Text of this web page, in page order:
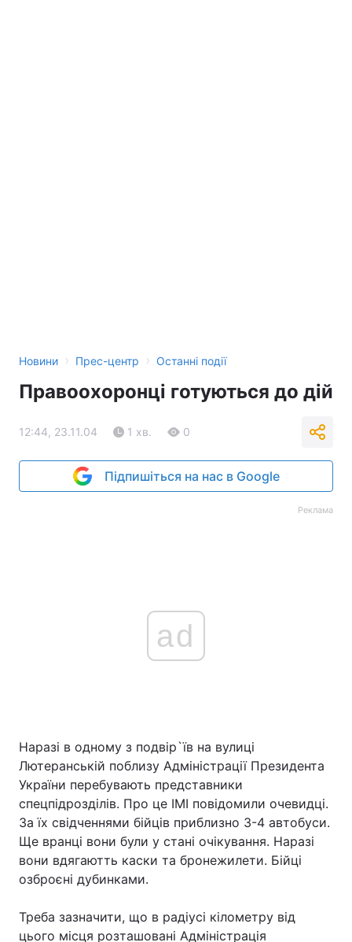
Новини › Прес-центр › Останні події
Правоохоронці готуються до дій
12:44, 23.11.04 1 хв. 0
Підпишіться на нас в Google
Реклама
ad
Наразі в одному з подвір`їв на вулиці
Лютеранській поблизу Адміністрації Президента
України перебувають представники
спецпідрозділів. Про це ІМІ повідомили очевидці.
За їх свідченнями бійців приблизно 3-4 автобуси.
Ще вранці вони були у стані очікування. Наразі
вони вдягаютть каски та бронежилети. Бійці
озброєні дубинками.
Треба зазначити, що в радіусі кілометру від
цього місця розташовані Адміністрація